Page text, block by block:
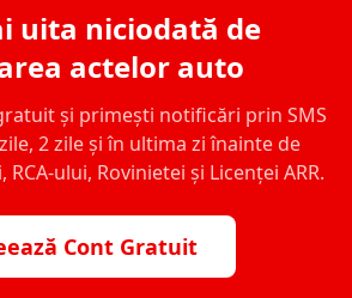
uita niciodată de
actelor auto
și primești notificări prin SMS
2 zile și în ultima zi înainte de
ului, Rovinietei și Licenței ARR.
Cont Gratuit